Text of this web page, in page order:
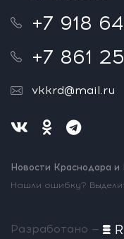
+7 918
+7 861
vkkrd@mail.ru
Новости Краснодара и
Нашли ошибку?
Разработано —